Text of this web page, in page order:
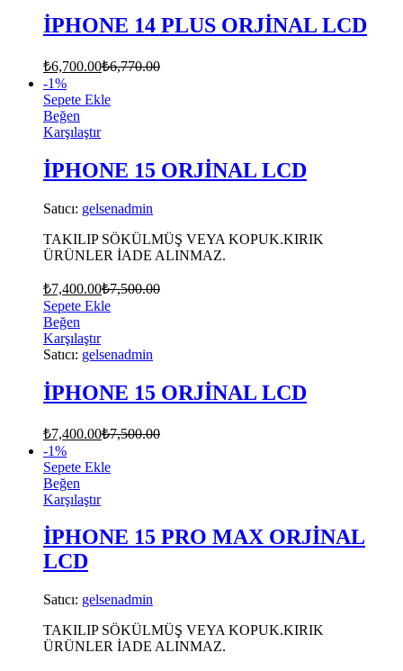
İPHONE 14 PLUS ORJİNAL LCD
₺6,700.00₺6,770.00
-1%
Sepete Ekle
Beğen
Karşılaştır
İPHONE 15 ORJİNAL LCD
Satıcı: gelsenadmin
TAKILIP SÖKÜLMÜŞ VEYA KOPUK.KIRIK
ÜRÜNLER İADE ALINMAZ.
₺7,400.00₺7,500.00
Sepete Ekle
Beğen
Karşılaştır
Satıcı: gelsenadmin
İPHONE 15 ORJİNAL LCD
₺7,400.00₺7,500.00
-1%
Sepete Ekle
Beğen
Karşılaştır
İPHONE 15 PRO MAX ORJİNAL
LCD
Satıcı: gelsenadmin
TAKILIP SÖKÜLMÜŞ VEYA KOPUK.KIRIK
ÜRÜNLER İADE ALINMAZ.